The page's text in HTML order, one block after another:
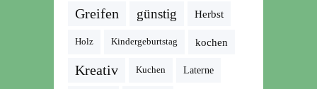
Greifen günstig Herbst
Holz Kindergeburtstag kochen
Kreativ Kuchen Laterne